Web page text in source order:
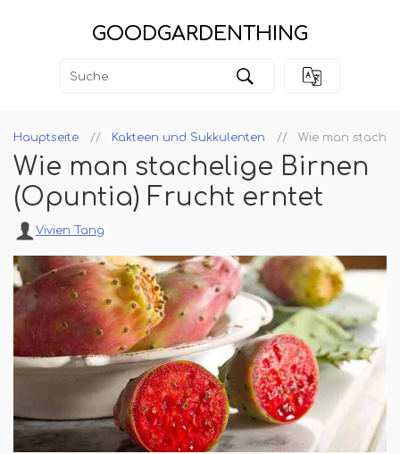
GOODGARDENTHING
Hauptseite Kakteen und Sukkulenten Wie man
Wie man stachelige Birnen
(Opuntia) Frucht erntet
Vivien Tang